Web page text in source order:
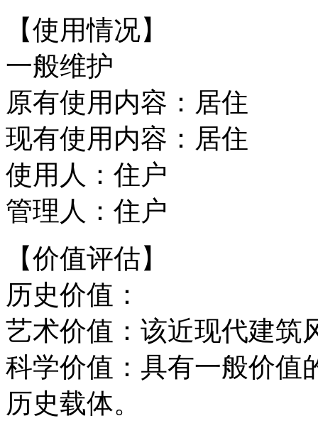
【使用情况】
一般维护
原有使用内容：居住
现有使用内容：居住
使用人：住户
管理人：住户
【价值评估】
历史价值：
艺术价值：该近现代建筑
科学价值：具有一般价值
历史载体。